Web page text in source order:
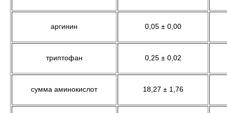
аргинин 0,05 ± 0,00
триптофан 0,25 ± 0,02
сумма аминокислот 18,27 ± 1,76